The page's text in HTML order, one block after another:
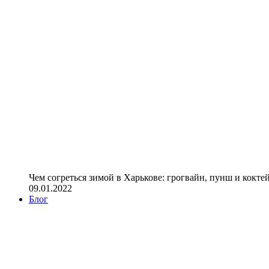
Чем согреться зимой в Харькове: грогвайн, пунш и
09.01.2022
Блог